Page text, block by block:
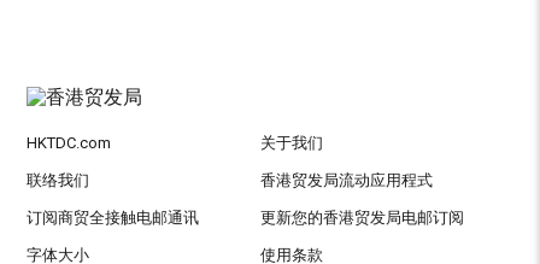
HKTDC.com 关于我们
联络我们 香港贸发局流动应用程式
订阅商贸全接触电邮通讯 更新您的香港贸发局电邮订阅
字体大小 使用条款